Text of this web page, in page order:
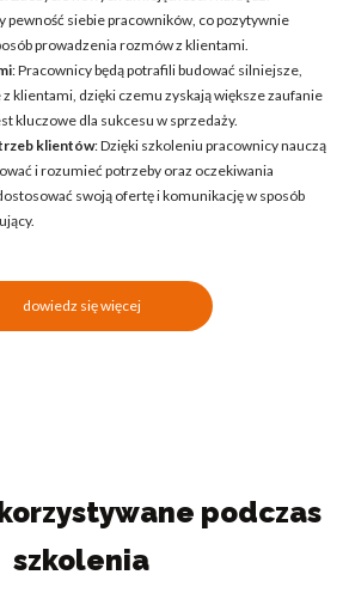
pewność siebie pracowników, co pozytywnie
prowadzenia rozmów z klientami.
: Pracownicy będą potrafili budować silniejsze,
klientami, dzięki czemu zyskają większe zaufanie
kluczowe dla sukcesu w sprzedaży.
klientów: Dzięki szkoleniu pracownicy nauczą
i rozumieć potrzeby oraz oczekiwania
swoją ofertę i komunikację w sposób
dowiedz się więcej
podczas
szkolenia